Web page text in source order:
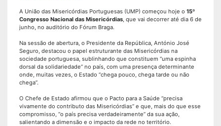
A União das Misericórdias Portuguesas (UMP) começou hoje o 15º
Congresso Nacional das Misericórdias , que vai decorrer até dia 6 de
junho, no auditório do Fórum Braga.
Na sessão de abertura, o Presidente da República, António José
Seguro, destacou o papel estruturante das Misericórdias na
sociedade portuguesa, sublinhando que constituem “uma espinha
dorsal da solidariedade” no país, com uma presença determinante
onde, muitas vezes, o Estado “chega pouco, chega tarde ou não
chega”.
O Chefe de Estado afirmou que o Pacto para a Saúde “precisa
vivamente do contributo das Misericórdias” e que, mais do que esse
compromisso, “o país precisa verdadeiramente” da sua ação,
salientando a dimensão e o impacto da rede no território.